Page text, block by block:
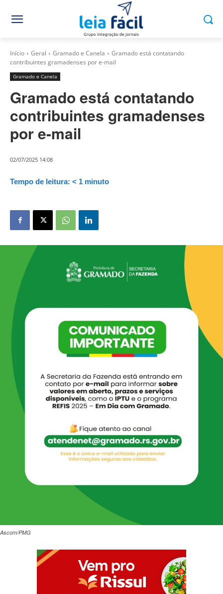
Início Geral Gramado e Canela
Gramado está contatando
contribuintes gramadenses por e-mail
Gramado e Canela
Gramado está contatando
contribuintes gramadenses
por e-mail
02/07/2025 14:08
Tempo de leitura: < 1 minuto
Ascom/PMG